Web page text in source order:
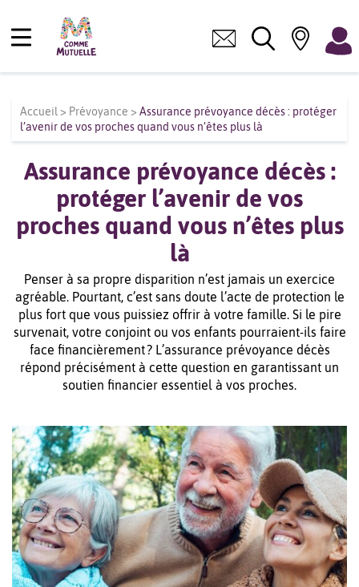
Accueil > Prévoyance > Assurance prévoyance décès : protéger
l’avenir de vos proches quand vous n’êtes plus là
Assurance prévoyance décès :
protéger l’avenir de vos
proches quand vous n’êtes plus
là
Penser à sa propre disparition n’est jamais un exercice
agréable. Pourtant, c’est sans doute l’acte de protection le
plus fort que vous puissiez offrir à votre famille. Si le pire
survenait, votre conjoint ou vos enfants pourraient-ils faire
face financièrement ? L’assurance prévoyance décès
répond précisément à cette question en garantissant un
soutien financier essentiel à vos proches.